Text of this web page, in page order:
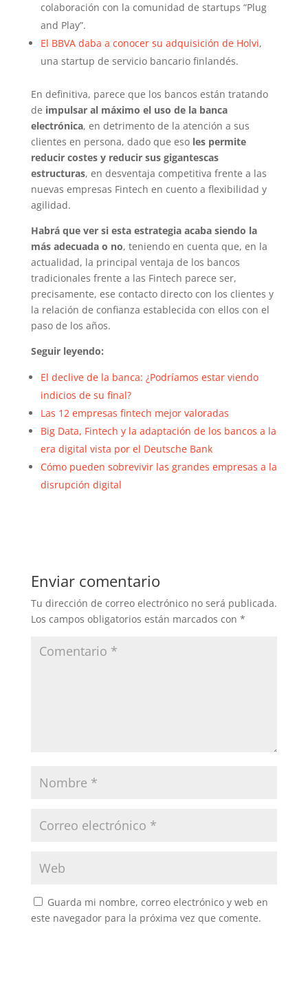
colaboración con la comunidad de startups “Plug
and Play”.
El BBVA daba a conocer su adquisición de Holvi,
una startup de servicio bancario finlandés.
En definitiva, parece que los bancos están tratando
de impulsar al máximo el uso de la banca
electrónica, en detrimento de la atención a sus
clientes en persona, dado que eso les permite
reducir costes y reducir sus gigantescas
estructuras, en desventaja competitiva frente a las
nuevas empresas Fintech en cuento a flexibilidad y
agilidad.
Habrá que ver si esta estrategia acaba siendo la
más adecuada o no, teniendo en cuenta que, en la
actualidad, la principal ventaja de los bancos
tradicionales frente a las Fintech parece ser,
precisamente, ese contacto directo con los clientes y
la relación de confianza establecida con ellos con el
paso de los años.
Seguir leyendo:
El declive de la banca: ¿Podríamos estar viendo
indicios de su final?
Las 12 empresas fintech mejor valoradas
Big Data, Fintech y la adaptación de los bancos a la
era digital vista por el Deutsche Bank
Cómo pueden sobrevivir las grandes empresas a la
disrupción digital
Enviar comentario
Tu dirección de correo electrónico no será publicada.
Los campos obligatorios están marcados con *
Guarda mi nombre, correo electrónico y web en
este navegador para la próxima vez que comente.